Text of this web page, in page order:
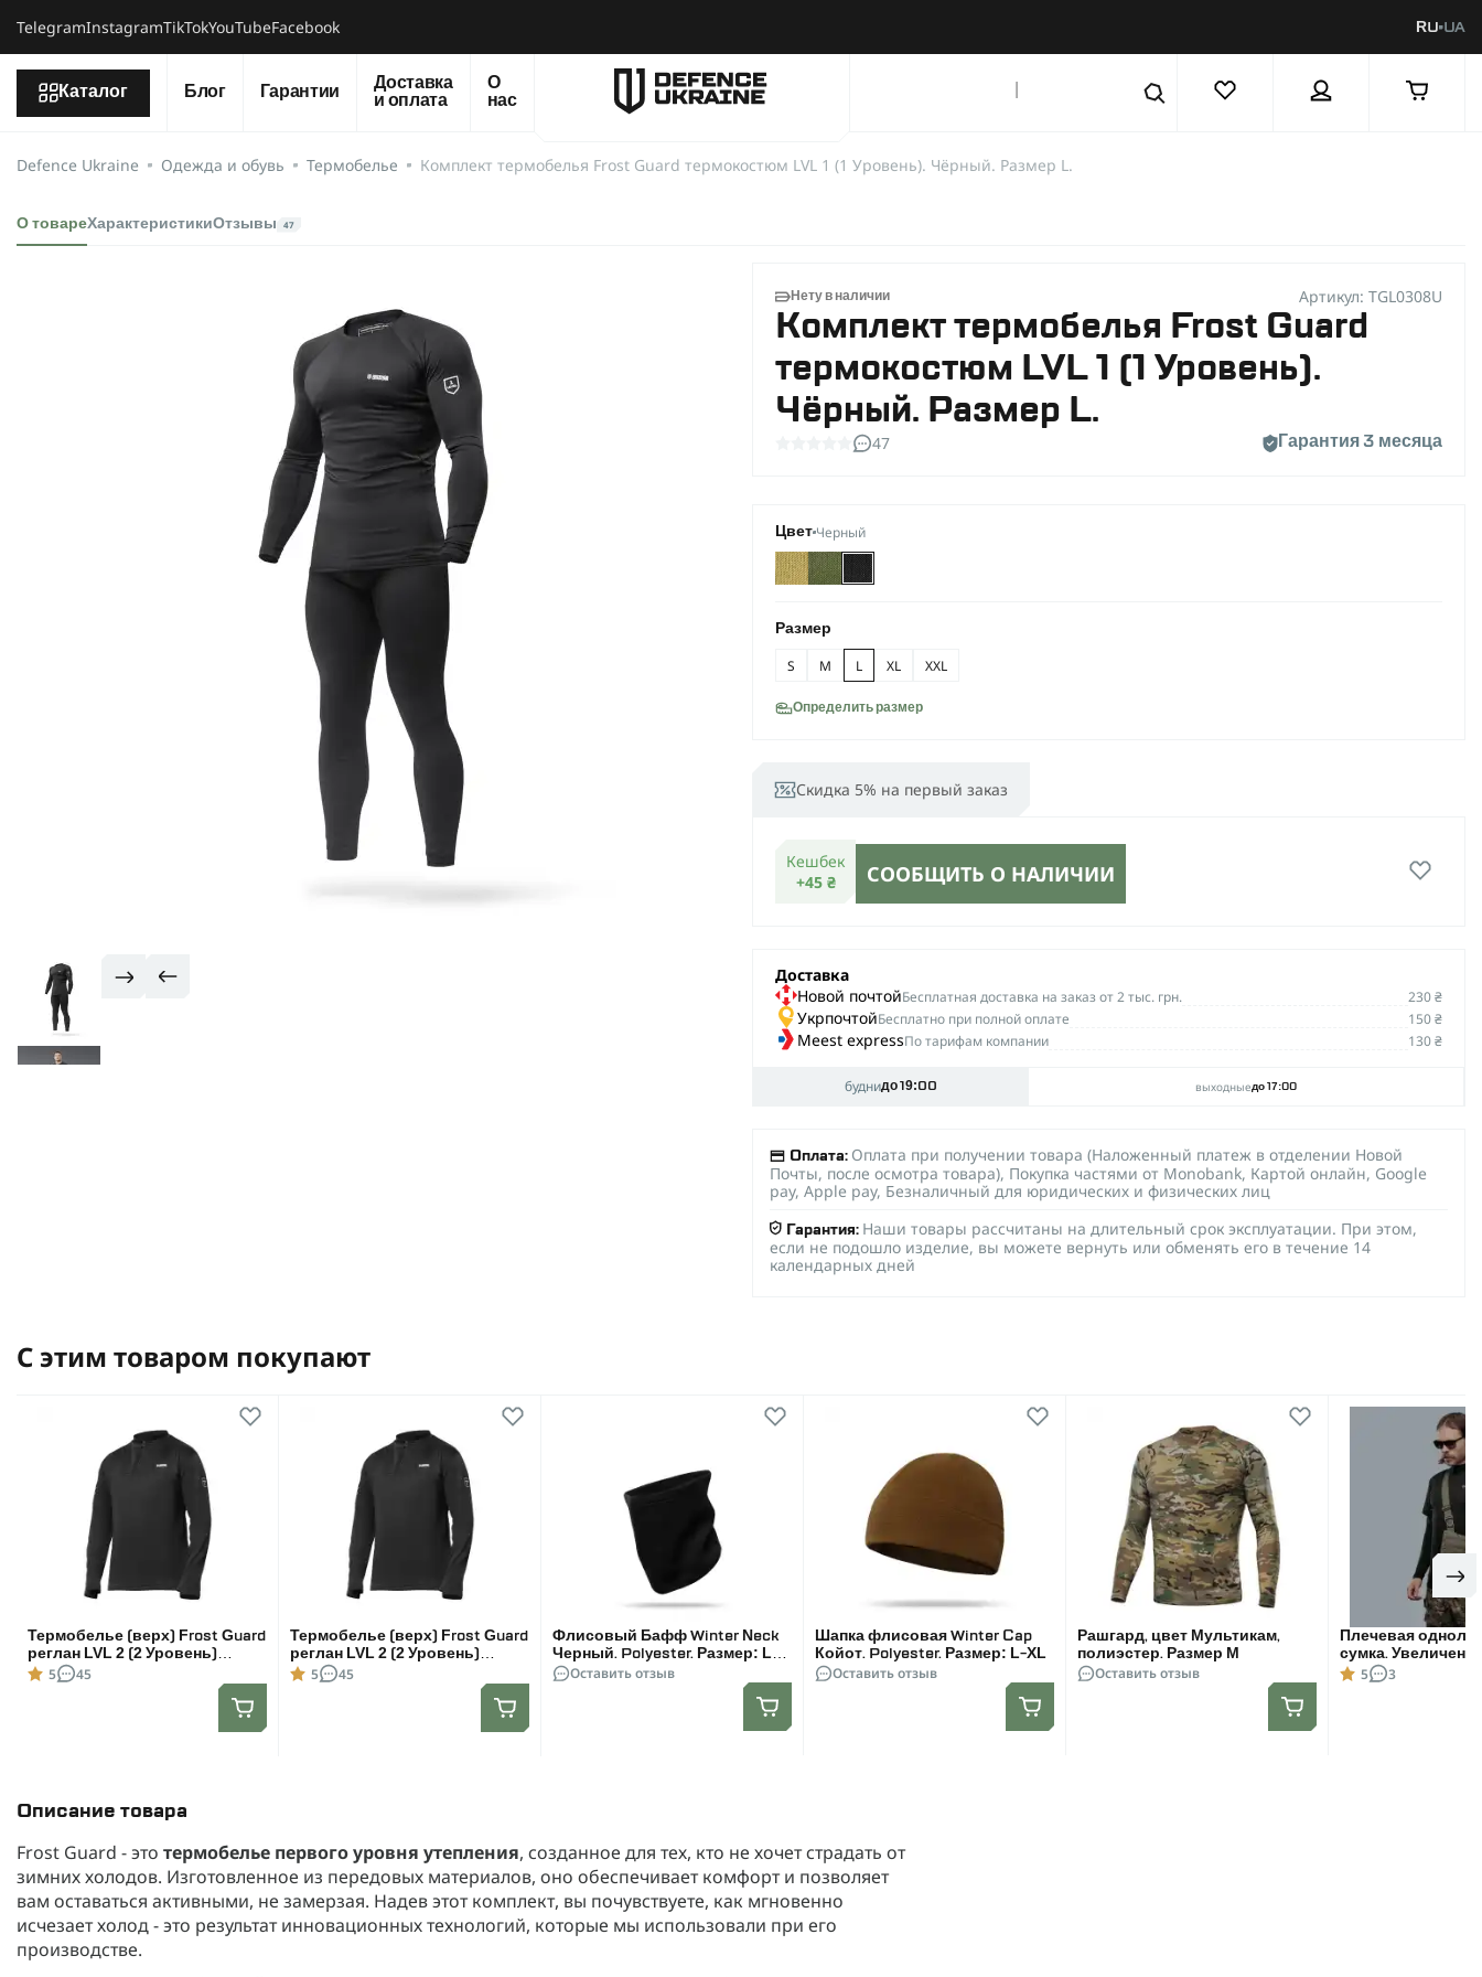
TelegramInstagramTikTokYouTubeFacebook RU UA
Каталог Блог Гарантии
Доставка
и оплата
О
нас
Defence Ukraine Одежда и обувь Термобелье Комплект термобелья Frost Guard термокостюм LVL 1 (1 Уровень). Чёрный. Размер L.
О товареХарактеристикиОтзывы 47
Нету в наличии Артикул: TGL0308U
Комплект термобелья Frost Guard
термокостюм LVL 1 (1 Уровень).
Чёрный. Размер L.
47 Гарантия 3 месяца
Цвет Черный
Размер
S M L XL XXL
Определить размер
Скидка 5% на первый заказ
Кешбек
+45 ₴
СООБЩИТЬ О НАЛИЧИИ
Доставка
Новой почтойБеcплатная доставка на заказ от 2 тыс. грн. 230 ₴
УкрпочтойБесплатно при полной оплате 150 ₴
Meest expressПо тарифам компании 130 ₴
буднидо 19:00 выходныедо 17:00
Оплата: Оплата при получении товара (Наложенный платеж в отделении Новой
Почты, после осмотра товара), Покупка частями от Monobank, Картой онлайн, Google
pay, Apple pay, Безналичный для юридических и физических лиц
Гарантия: Наши товары рассчитаны на длительный срок эксплуатации. При этом,
если не подошло изделие, вы можете вернуть или обменять его в течение 14
календарных дней
Описание товара
Frost Guard - это термобелье первого уровня утепления, созданное для тех, кто не хочет страдать от
зимних холодов. Изготовленное из передовых материалов, оно обеспечивает комфорт и позволяет
вам оставаться активными, не замерзая. Надев этот комплект, вы почувствуете, как мгновенно
исчезает холод - это результат инновационных технологий, которые мы использовали при его
производстве.
С этим товаром покупают
Термобелье (верх) Frost Guard
реглан LVL 2 (2 Уровень)
Чёрный. Размер M
5 45
Термобелье (верх) Frost Guard
реглан LVL 2 (2 Уровень)
Чёрный. Размер L
5 45
Флисовый Бафф Winter Neck
Черный. Polyester. Размер: L-
XLОставить отзыв
Шапка флисовая Winter Cap
Койот. Polyester. Размер: L-XL
Оставить отзыв
Рашгард, цвет Мультикам,
полиэстер. Размер M
Оставить отзыв
Плечевая
сумка.
1000D Олива
5 3